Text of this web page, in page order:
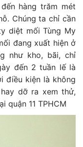
hàng trăm mét
Chúng ta chỉ cần
diệt mối Tùng My
đang xuất hiện ở
như kho, bãi, chỉ
đến 2 tuần lế là
điều kiện là không
dỡ ra xem thử,
quận 11 TPHCM